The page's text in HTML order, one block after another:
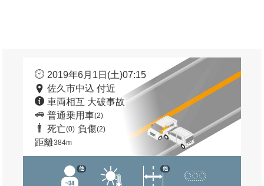
2019年6月1日(土)07:15
佐久市中込 付近
車両相互 大破事故
普通乗用車(2)
死亡(0) 負傷(2)
距離384m
他 他